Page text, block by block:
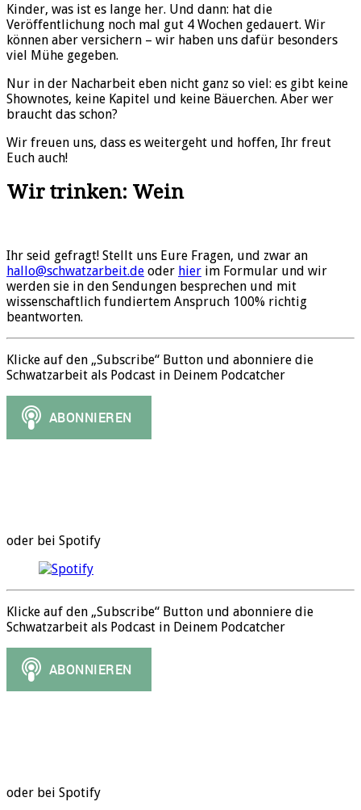
Kinder, was ist es lange her. Und dann: hat die
Veröffentlichung noch mal gut 4 Wochen gedauert. Wir
können aber versichern – wir haben uns dafür besonders
viel Mühe gegeben.
Nur in der Nacharbeit eben nicht ganz so viel: es gibt keine
Shownotes, keine Kapitel und keine Bäuerchen. Aber wer
braucht das schon?
Wir freuen uns, dass es weitergeht und hoffen, Ihr freut
Euch auch!
Wir trinken: Wein
Ihr seid gefragt! Stellt uns Eure Fragen, und zwar an
hallo@schwatzarbeit.de oder hier im Formular und wir
werden sie in den Sendungen besprechen und mit
wissenschaftlich fundiertem Anspruch 100% richtig
beantworten.
Klicke auf den „Subscribe“ Button und abonniere die
Schwatzarbeit als Podcast in Deinem Podcatcher
oder bei Spotify
Klicke auf den „Subscribe“ Button und abonniere die
Schwatzarbeit als Podcast in Deinem Podcatcher
oder bei Spotify